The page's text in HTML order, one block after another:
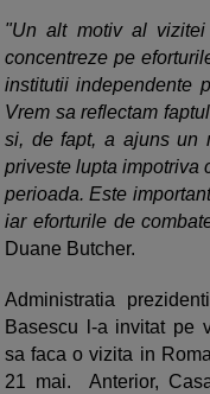
"Un alt motiv al
concentreze pe
institutii independente
Vrem sa reflectam
si, de fapt, a ajuns un
priveste lupta impotriva
perioada. Este
iar eforturile de
Duane Butcher.
Administratia
Basescu l-a invitat pe
sa faca o vizita in
21 mai. Anterior,